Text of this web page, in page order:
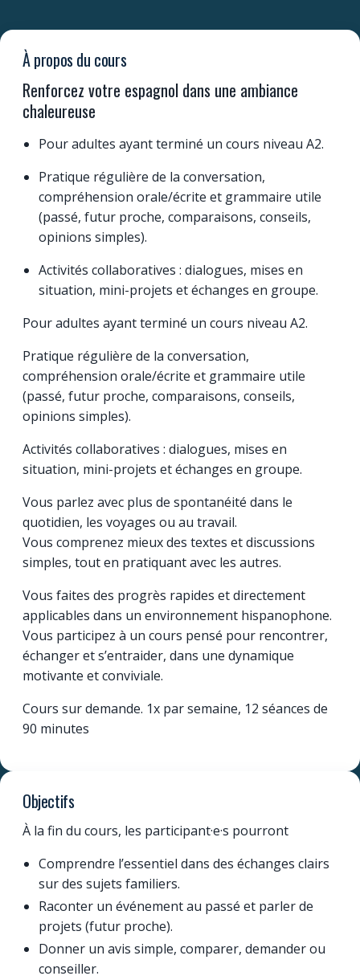
À propos du cours
Renforcez votre espagnol dans une ambiance
chaleureuse
Pour adultes ayant terminé un cours niveau A2.
Pratique régulière de la conversation,
compréhension orale/écrite et grammaire utile
(passé, futur proche, comparaisons, conseils,
opinions simples).
Activités collaboratives : dialogues, mises en
situation, mini-projets et échanges en groupe.
Pour adultes ayant terminé un cours niveau A2.
Pratique régulière de la conversation,
compréhension orale/écrite et grammaire utile
(passé, futur proche, comparaisons, conseils,
opinions simples).
Activités collaboratives : dialogues, mises en
situation, mini-projets et échanges en groupe.
Vous parlez avec plus de spontanéité dans le
quotidien, les voyages ou au travail.
Vous comprenez mieux des textes et discussions
simples, tout en pratiquant avec les autres.
Vous faites des progrès rapides et directement
applicables dans un environnement hispanophone.
Vous participez à un cours pensé pour rencontrer,
échanger et s’entraider, dans une dynamique
motivante et conviviale.
Cours sur demande. 1x par semaine, 12 séances de
90 minutes
Objectifs
À la fin du cours, les participant·e·s pourront
Comprendre l’essentiel dans des échanges clairs
sur des sujets familiers.
Raconter un événement au passé et parler de
projets (futur proche).
Donner un avis simple, comparer, demander ou
conseiller.